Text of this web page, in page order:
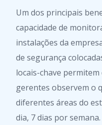
Um dos principais
capacidade de
instalações da
de segurança
locais-chave
gerentes observem o
diferentes áreas do
dia, 7 dias por